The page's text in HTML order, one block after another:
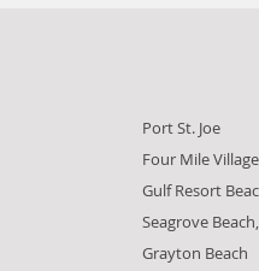
Port St. Joe
Four Mile Village
Gulf Resort
Seagrove
Grayton Beach